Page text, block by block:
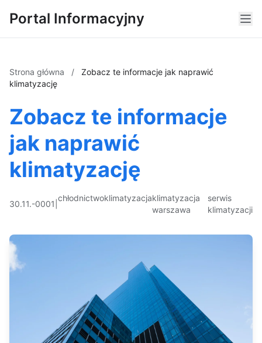
Portal Informacyjny
Strona główna /
Zobacz te informacje jak naprawić
klimatyzację
Zobacz te informacje
jak naprawić
klimatyzację
30.11.-0001
chłodnictwoklimatyzacjaklimatyzacja
warszawa
serwis
klimatyzacji